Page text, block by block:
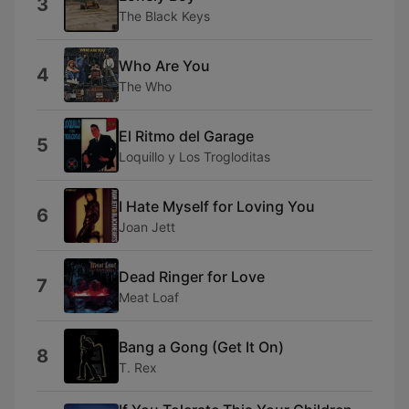
3 The Black Keys
4 Who Are You
The Who
5 El Ritmo del Garage
Loquillo y Los Trogloditas
6 I Hate Myself for Loving You
Joan Jett
7 Dead Ringer for Love
Meat Loaf
8 Bang a Gong (Get It On)
T. Rex